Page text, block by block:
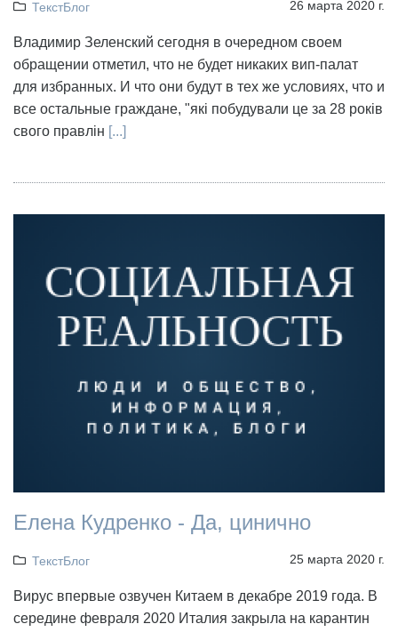
ТекстБлог 26 марта 2020 г.
Владимир Зеленский сегодня в очередном своем
обращении отметил, что не будет никаких вип-палат
для избранных. И что они будут в тех же условиях, что и
все остальные граждане, "які побудували це за 28 років
свого правлін [...]
Елена Кудренко - Да, цинично
ТекстБлог 25 марта 2020 г.
Вирус впервые озвучен Китаем в декабре 2019 года. В
середине февраля 2020 Италия закрыла на карантин